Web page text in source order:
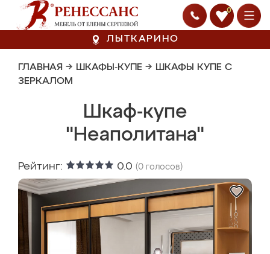
0
ЛЫТКАРИНО
ГЛАВНАЯ → ШКАФЫ-КУПЕ → ШКАФЫ КУПЕ С
ЗЕРКАЛОМ
Шкаф-купе
"Неаполитана"
Рейтинг: 0.0 (0 голосов)